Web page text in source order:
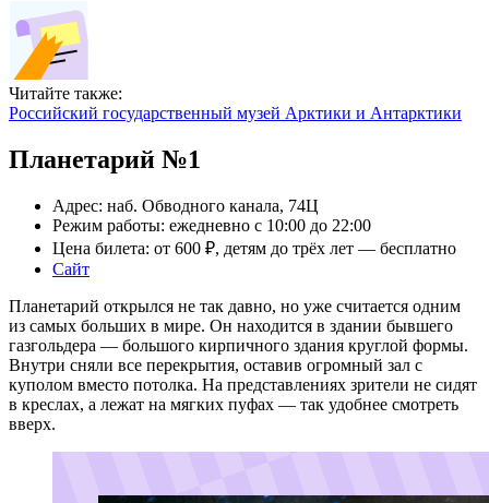
Читайте также:
Российский государственный музей Арктики и Антарктики
Планетарий №1
Адрес: наб. Обводного канала, 74Ц
Режим работы: ежедневно с 10:00 до 22:00
Цена билета: от 600 ₽, детям до трёх лет — бесплатно
Сайт
Планетарий открылся не так давно, но уже считается одним
из самых больших в мире. Он находится в здании бывшего
газгольдера — большого кирпичного здания круглой формы.
Внутри сняли все перекрытия, оставив огромный зал с
куполом вместо потолка. На представлениях зрители не сидят
в креслах, а лежат на мягких пуфах — так удобнее смотреть
вверх.